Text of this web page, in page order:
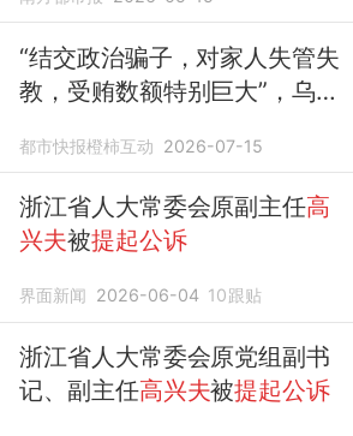
“结交政治骗子，对家人失管失
教，受贿数额特别巨大”，乌兰
都市快报橙柿互动 2026-07-15
浙江省人大常委会原副主任高
兴夫被提起公诉
界面新闻 2026-06-04 10跟贴
浙江省人大常委会原党组副书
记、副主任高兴夫被提起公诉